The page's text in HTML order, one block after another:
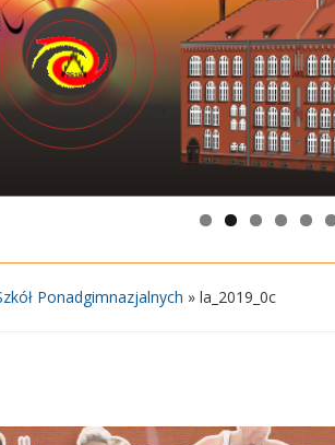
Ponadgimnazjalnych » la_2019_0c